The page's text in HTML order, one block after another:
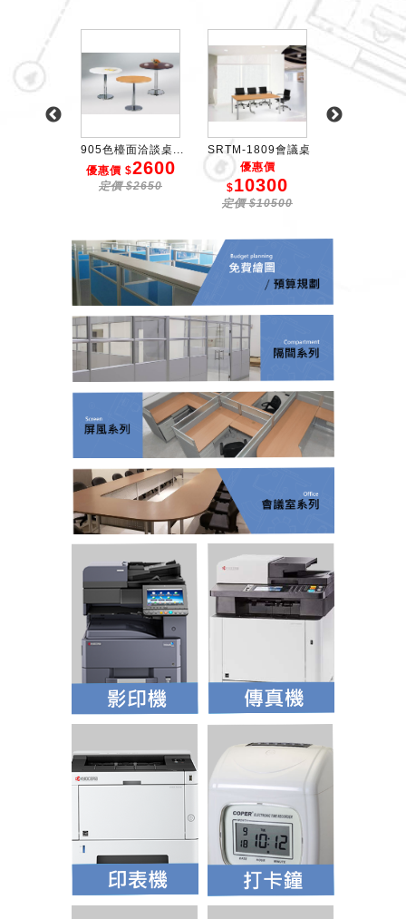
905色檯面洽談桌...
優惠價 $2600
定價 $2650
SRTM-1809會議桌
優惠價
$10300
定價 $10500